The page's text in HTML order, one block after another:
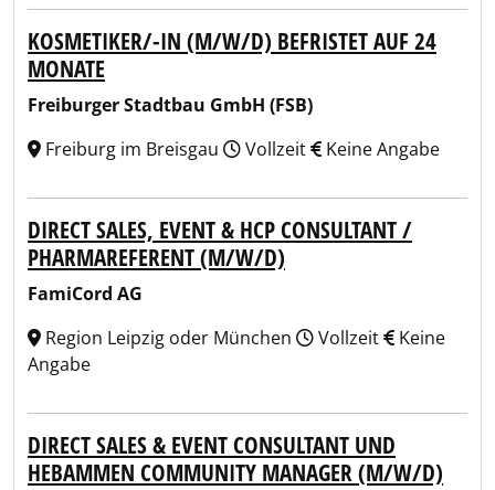
KOSMETIKER/-IN (M/W/D) BEFRISTET AUF 24
MONATE
Freiburger Stadtbau GmbH (FSB)
Freiburg im Breisgau
Vollzeit Keine Angabe
DIRECT SALES, EVENT & HCP CONSULTANT /
PHARMAREFERENT (M/W/D)
FamiCord AG
Region Leipzig oder München
Vollzeit
Keine
Angabe
DIRECT SALES & EVENT CONSULTANT UND
HEBAMMEN COMMUNITY MANAGER (M/W/D)